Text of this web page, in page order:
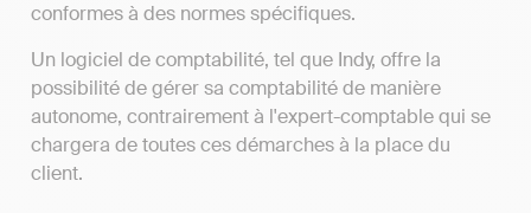
conformes à des normes spécifiques.
Un logiciel de comptabilité, tel que Indy, offre la
possibilité de gérer sa comptabilité de manière
autonome, contrairement à l'expert-comptable qui se
chargera de toutes ces démarches à la place du
client.